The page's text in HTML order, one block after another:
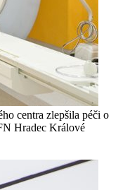
centra zlepšila péči o
Hradec Králové